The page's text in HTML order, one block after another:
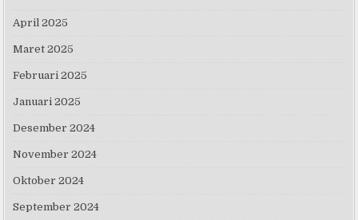
April 2025
Maret 2025
Februari 2025
Januari 2025
Desember 2024
November 2024
Oktober 2024
September 2024